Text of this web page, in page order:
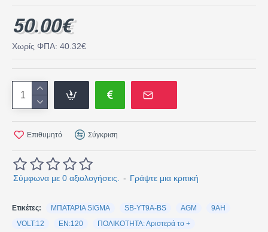
Σύμφωνα με 0 αξιολογήσεις. - Γράψτε μια κριτική
50.00€
Χωρίς ΦΠΑ: 40.32€
Επιθυμητό Σύγκριση
Ετικέτες: ΜΠΑΤΑΡΙΑ SIGMA SB-YT9A-BS AGM
9AH
VOLT:12
EN:120 ΠΟΛΙΚΟΤΗΤΑ: Αριστερά το +